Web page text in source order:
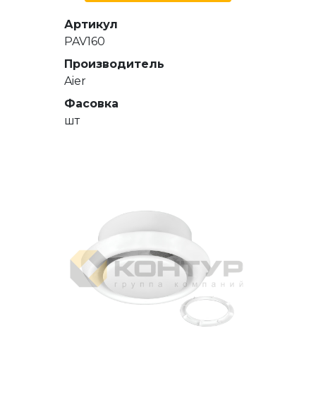
Артикул
PAV160
Производитель
Aier
Фасовка
шт